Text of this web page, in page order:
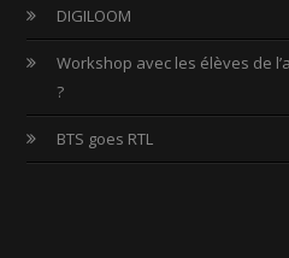
DIGILOOM
Workshop avec les élèves de
?
BTS goes RTL